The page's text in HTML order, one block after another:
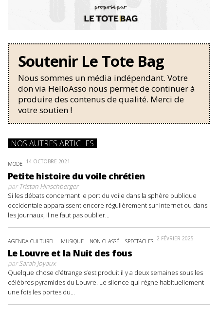
Soutenir Le Tote Bag
Nous sommes un média indépendant. Votre
don via HelloAsso nous permet de continuer à
produire des contenus de qualité. Merci de
votre soutien !
NOS AUTRES ARTICLES
MODE 14 OCTOBRE 2021
Petite histoire du voile chrétien
parTristan Hinschberger
Si les débats concernant le port du voile dans la sphère publique
occidentale apparaissent encore régulièrement sur internet ou dans
les journaux, il ne faut pas oublier...
AGENDA CULTUREL MUSIQUE NON CLASSÉ SPECTACLES 2 FÉVRIER 2025
Le Louvre et la Nuit des fous
parSarah Joyaux
Quelque chose d’étrange s’est produit il y a deux semaines sous les
célèbres pyramides du Louvre. Le silence qui règne habituellement
une fois les portes du...